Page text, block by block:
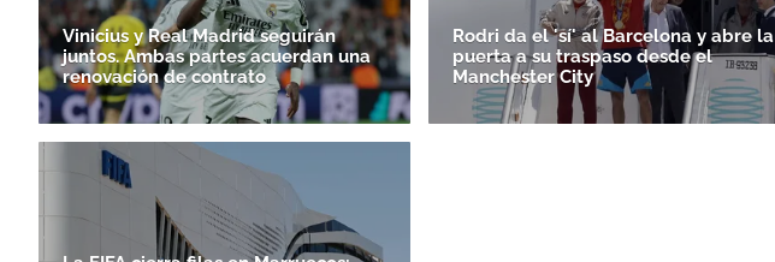
Vinicius y Real Madrid seguirán
juntos. Ambas partes acuerdan una
renovación de contrato
Rodri da el 'sí' al Barcelona y abre la
puerta a su traspaso desde el
Manchester City